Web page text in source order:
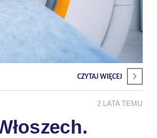
CZYTAJ WIĘCEJ
2 LATA TEMU